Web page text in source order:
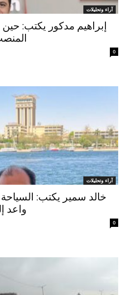
آراء وتحليلات
إبراهيم مدكور يكتب: حين
0
آراء وتحليلات
خالد سمير يكتب:
واعد
0